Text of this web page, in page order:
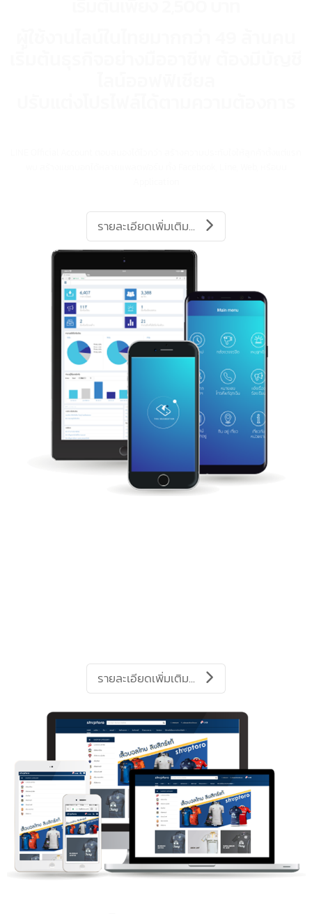
ผู้ใช้งานไลน์ในไทยมากกว่า 49 ล้านคน
เริ่มต้นธุรกิจอย่างมืออาชีพ ต้องมีบั
ไลน์ออฟฟิเชียล
ปรับแต่งโปรไฟล์ได้ตามความต้องการ
LINE Official Account ตอบสนองได้ไวกว่า สร้างความประทับใจให้ลูกค้าตั้งแต่แ
พบ สร้างแชทบอทได้หลายแพลตฟอร์ม ทั้ง Facebook, Line, Web, หรือบน
รายละเอียดเพิ่มเติม...
ผลงานแอปพลิเคชั่น
iOS และ Android
เราให้บริการพัฒนาแอปพลิเคชั่น แบบเต็มรูปแบบ ทั้งระบบปฏิบัติการ iOS และ
Android
รวมถึง Platform อื่นๆ เช่น iPad/ Tablet ตอบสนองทุกความต้องการของธุรกิจ
ด้วยประสบการณ์มากกว่า 10 ปี